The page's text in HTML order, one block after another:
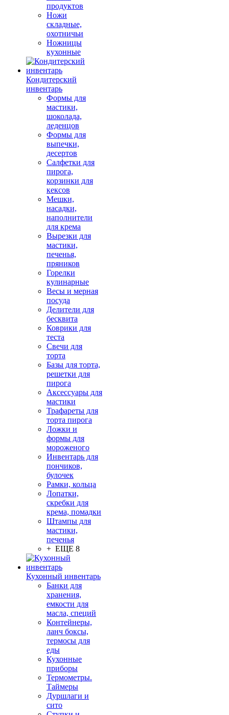
продуктов
Ножи
складные,
охотничьи
Ножницы
кухонные
Кондитерский
инвентарь
Формы для
мастики,
шоколада,
леденцов
Формы для
выпечки,
десертов
Салфетки для
пирога,
корзинки для
кексов
Мешки,
насадки,
наполнители
для крема
Вырезки для
мастики,
печенья,
пряников
Горелки
кулинарные
Весы и мерная
посуда
Делители для
бесквита
Коврики для
теста
Свечи для
торта
Базы для торта,
решетки для
пирога
Аксессуары для
мастики
Трафареты для
торта пирога
Ложки и
формы для
мороженого
Инвентарь для
пончиков,
булочек
Рамки, кольца
Лопатки,
скребки для
крема, помадки
Штампы для
мастики,
печенья
+ ЕЩЕ 8
Кухонный инвентарь
Банки для
хранения,
емкости для
масла, специй
Контейнеры,
ланч боксы,
термосы для
еды
Кухонные
приборы
Термометры.
Таймеры
Дуршлаги и
сито